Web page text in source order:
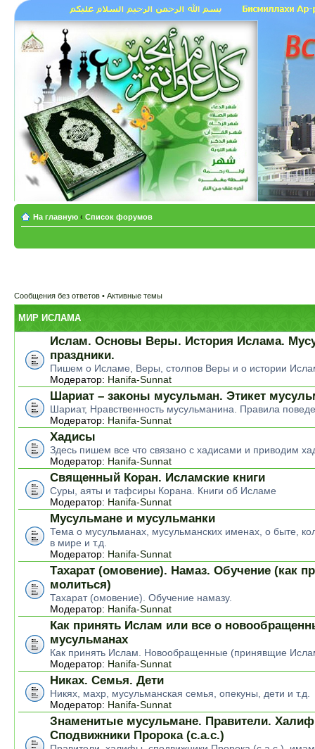
На главную ‹ Список форумов
Сообщения без ответов • Активные темы
МИР ИСЛАМА
Ислам. Основы Веры. История Ислама.
праздники.
Пишем о Исламе, Веры, столпов Веры и о истории
Модератор: Hanifa-Sunnat
Шариат – законы мусульман. Этикет
Шариат, Нравственность мусульманина. Правила
Модератор: Hanifa-Sunnat
Хадисы
Здесь пишем все что связано с хадисами и приводим
Модератор: Hanifa-Sunnat
Священный Коран. Исламские книги
Суры, аяты и тафсиры Корана. Книги об Исламе
Модератор: Hanifa-Sunnat
Мусульмане и мусульманки
Тема о мусульманах, мусульманских именах, о быте,
в мире и т.д.
Модератор: Hanifa-Sunnat
Тахарат (омовение). Намаз. Обучение (как
молиться)
Тахарат (омовение). Обучение намазу.
Модератор: Hanifa-Sunnat
Как принять Ислам или все о
мусульманах
Как принять Ислам. Новообращенные (принявщие
Модератор: Hanifa-Sunnat
Никах. Семья. Дети
Никях, махр, мусульманская семья, опекуны, дети и т.д.
Модератор: Hanifa-Sunnat
Знаменитые мусульмане. Правители.
Сподвижники Пророка (с.а.с.)